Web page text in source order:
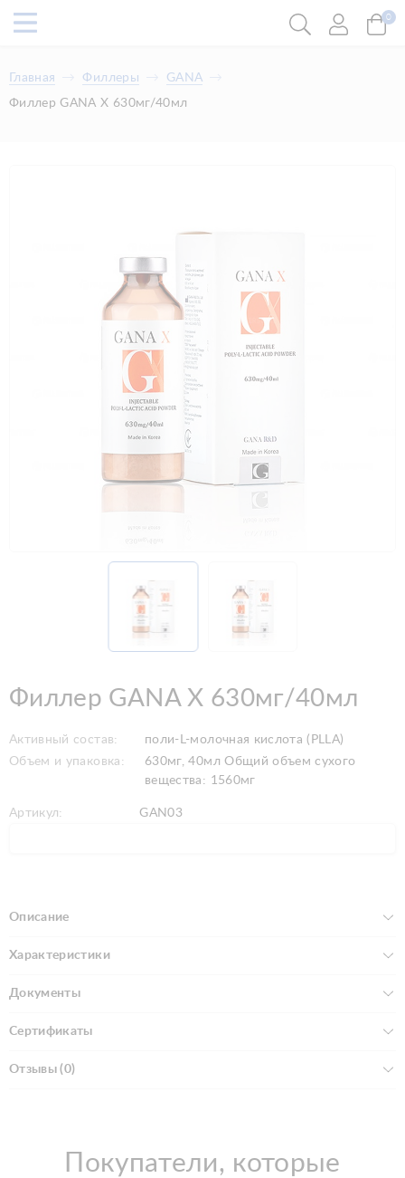
0
Главная Филлеры
GANA
Филлер GANA X 630мг/40мл
Филлер GANA X 630мг/40мл
Активный состав:
поли-L-молочная кислота (PLLA)
Объем и упаковка:
630мг, 40мл Общий объем сухого
вещества: 1560мг
Артикул: GAN03
Описание
Характеристики
Документы
Сертификаты
Отзывы (0)
Покупатели, которые